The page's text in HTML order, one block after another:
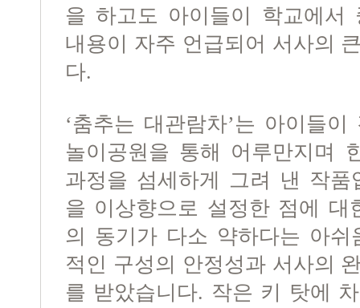
을 하고도 아이들이 학교에서
내용이 자주 언급되어 서사의
다.
‘춤추는 대관람차’는 아이들
놀이공원을 통해 어루만지며
과정을 섬세하게 그려 낸 작품
을 이상향으로 설정한 점에 대
의 동기가 다소 약하다는 아쉬
적인 구성의 안정성과 서사의
를 받았습니다. 작은 키 탓에